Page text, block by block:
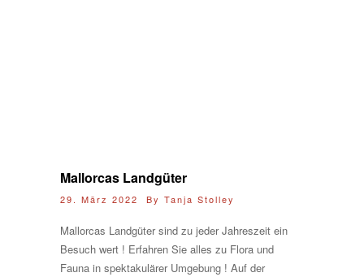
Mallorcas Landgüter
29. März 2022 By Tanja Stolley
Mallorcas Landgüter sind zu jeder Jahreszeit ein
Besuch wert ! Erfahren Sie alles zu Flora und
Fauna in spektakulärer Umgebung ! Auf der